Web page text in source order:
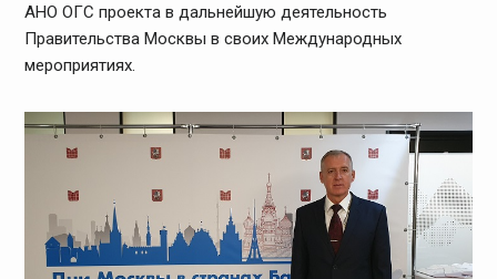
АНО ОГС проекта в дальнейшую деятельность
Правительства Москвы в своих Международных
мероприятиях.